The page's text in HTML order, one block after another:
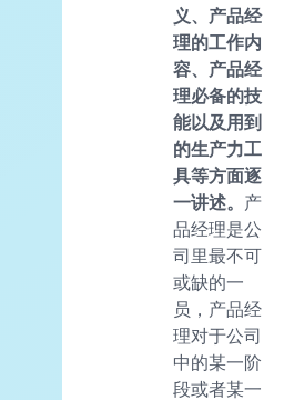
义、产品经
理的工作内
容、产品经
理必备的技
能以及用到
的生产力工
具等方面逐
一讲述。 产
品经理是公
司里最不可
或缺的一
员，产品经
理对于公司
中的某一阶
段或者某一